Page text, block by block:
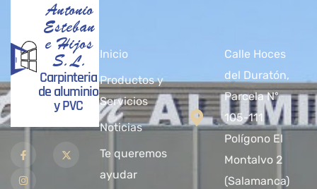
Antonio
Esteban
e Hijos
S.L.
Carpinteria
de aluminio
y PVC
Inicio
Productos y
Servicios
Noticias
Te queremos
ayudar
Calle Hoces
del Duratón,
Parcela Nº
105-111
Polígono El
Montalvo 2
(Salamanca)